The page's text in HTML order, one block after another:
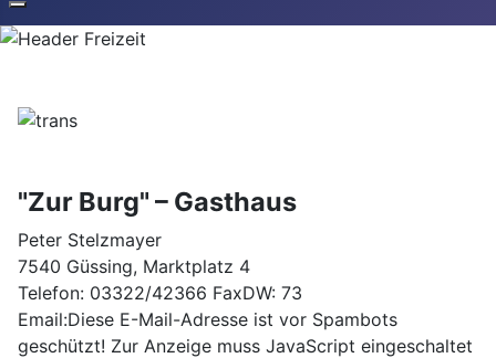
"Zur Burg" – Gasthaus
Peter Stelzmayer
7540 Güssing, Marktplatz 4
Telefon: 03322/42366 FaxDW: 73
Email:Diese E-Mail-Adresse ist vor Spambots
geschützt! Zur Anzeige muss JavaScript eingeschaltet